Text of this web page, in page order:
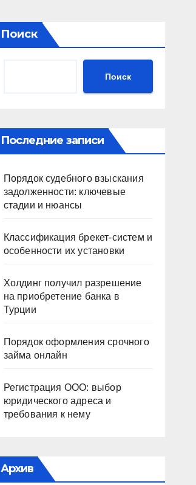
Поиск
Поиск
Последние записи
Порядок судебного взыскания
задолженности: ключевые
стадии и нюансы
Классификация брекет-систем и
особенности их установки
Холдинг получил разрешение
на приобретение банка в
Турции
Порядок оформления срочного
займа онлайн
Регистрация ООО: выбор
юридического адреса и
требования к нему
Архив